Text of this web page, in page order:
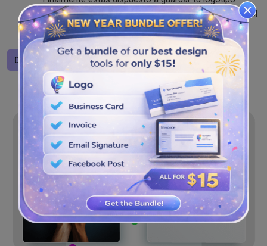
diseñado por ti mismo? Puede descargar fácilmente el
logotipo de su organización benéfica en formatos
SVG, PNG y JPG.
Diseñar un logotipo